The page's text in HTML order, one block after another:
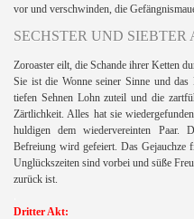
vor und verschwinden, die
SECHSTER UND SIEBTER
Zoroaster eilt, die Schande ihrer Ketten
Sie ist die Wonne seiner Sinne und
tiefen Sehnen Lohn zuteil und die
Zärtlichkeit. Alles hat sie
huldigen dem wiedervereinten Paar.
Befreiung wird gefeiert. Das Gejauchze
Unglückszeiten sind vorbei und süße
zurück ist.
Dritter Akt: